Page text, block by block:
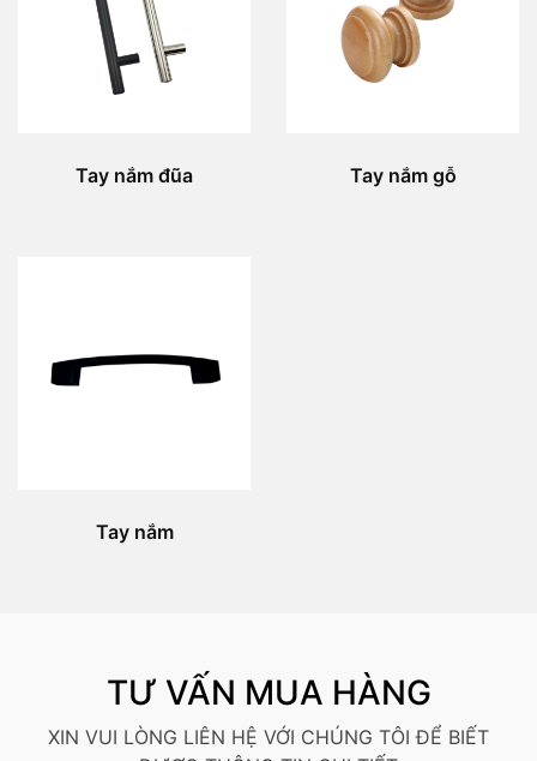
Tay nắm đũa Tay nắm gỗ
Tay nắm
TƯ VẤN MUA HÀNG
XIN VUI LÒNG LIÊN HỆ VỚI CHÚNG TÔI ĐỂ BIẾT